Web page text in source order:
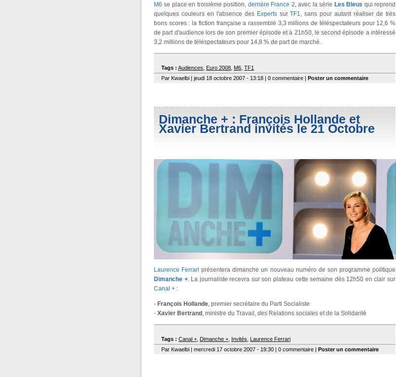
M6 se place en troisième position, derrière France 2 , avec la série Les Bleus qui reprend
quelques couleurs en l'absence des ExpertssurTF1
, sans pour autant réaliser de très
bons scores : la fiction française a rassemblé 3,3 millions de téléspectateurs pour 12,6 %
de part d'audience lors de son premier épisode et à 21h50, le second épisode a intéressé
3,2 millions de téléspectateurs pour 14,8 % de part de marché.
Tags : Audiences Euro 2008 M6 TF1
Par Kwaelbi | jeudi 18 octobre 2007 - 13:18 | 0 commentaire | Poster un commentaire
Dimanche + : François Hollande et
Xavier Bertrand invités le 21 Octobre
Laurence Ferrari présentera dimanche un nouveau numéro de son programme politique
Dimanche +. La journaliste recevra sur son plateau cette semaine dès 12h50 en clair sur
Canal + :
- François Hollande , premier secrétaire du Parti Socialiste
- Xavier Bertrand , ministre du Travail, des Relations sociales et de la Solidarité
Tags : Canal + Dimanche + Invités
Laurence Ferrari
Par Kwaelbi | mercredi 17 octobre 2007 - 19:30 | 0 commentaire | Poster un commentaire